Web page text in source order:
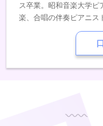
ス卒業。昭和音楽大学ピ
楽、合唱の伴奏ピアニス
代、中島和宣、金子勝
育てをしながら子供と